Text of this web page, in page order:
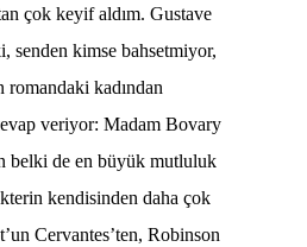
çok keyif aldım. Gustave
senden kimse bahsetmiyor,
romandaki kadından
veriyor: Madam Bovary
belki de en büyük mutluluk
kendisinden daha çok
Cervantes’ten, Robinson